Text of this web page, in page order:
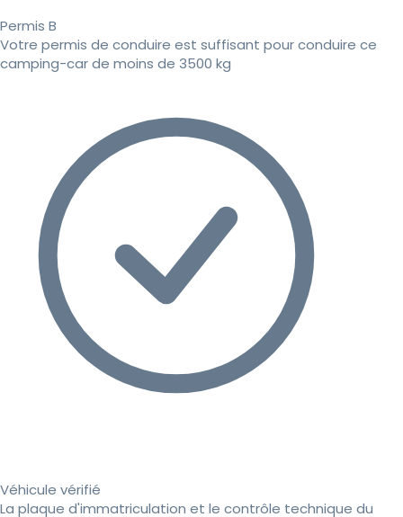
Permis B
Votre permis de conduire est suffisant pour conduire ce
camping-car de moins de 3500 kg
Véhicule vérifié
La plaque d'immatriculation et le contrôle technique du